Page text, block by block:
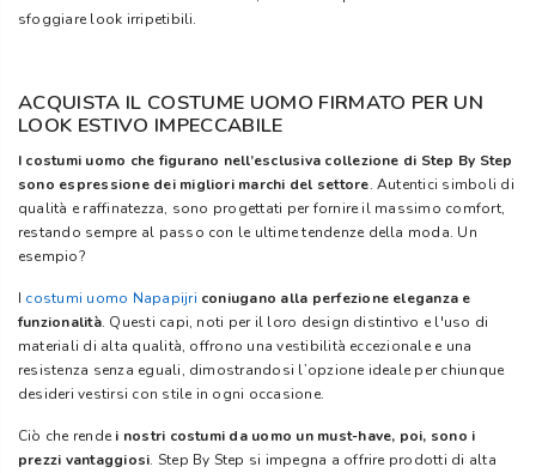
sfoggiare look irripetibili.
ACQUISTA IL COSTUME UOMO FIRMATO PER UN
LOOK ESTIVO IMPECCABILE
I costumi uomo che figurano nell’esclusiva collezione di Step By Step
sono espressione dei migliori marchi del settore. Autentici simboli di
qualità e raffinatezza, sono progettati per fornire il massimo comfort,
restando sempre al passo con le ultime tendenze della moda. Un
esempio?
I costumi uomo Napapijri coniugano alla perfezione eleganza e
funzionalità. Questi capi, noti per il loro design distintivo e l'uso di
materiali di alta qualità, offrono una vestibilità eccezionale e una
resistenza senza eguali, dimostrandosi l’opzione ideale per chiunque
desideri vestirsi con stile in ogni occasione.
Ciò che rende i nostri costumi da uomo un must-have, poi, sono i
prezzi vantaggiosi. Step By Step si impegna a offrire prodotti di alta